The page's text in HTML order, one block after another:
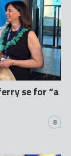
se for “a
8